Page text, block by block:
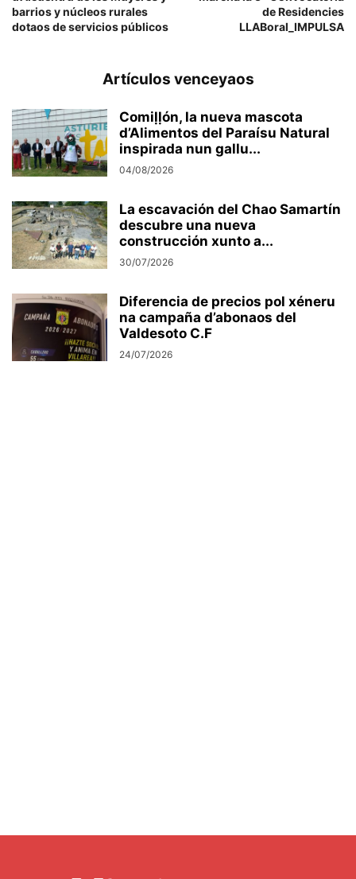
barrios y núcleos rurales
dotaos de servicios públicos
de Residencies
LLABoral_IMPULSA
Artículos venceyaos
Comiḷḷón, la nueva mascota
d’Alimentos del Paraísu Natural
inspirada nun gallu...
04/08/2026
La escavación del Chao Samartín
descubre una nueva
construcción xunto a...
30/07/2026
Diferencia de precios pol xéneru
na campaña d’abonaos del
Valdesoto C.F
24/07/2026